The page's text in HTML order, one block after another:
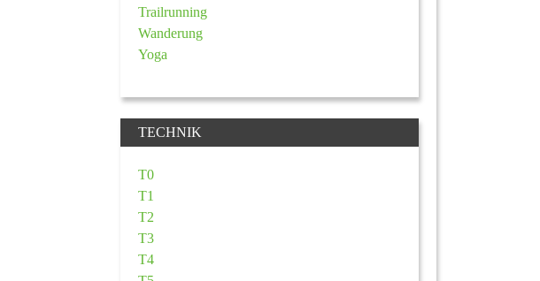
Trailrunning
Wanderung
Yoga
TECHNIK
T0
T1
T2
T3
T4